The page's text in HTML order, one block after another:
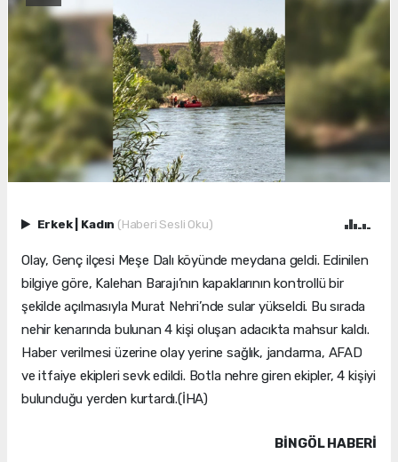
Erkek Kadın (Haberi Sesli Oku)
Olay, Genç ilçesi Meşe Dalı köyünde meydana geldi. Edinilen
bilgiye göre, Kalehan Barajı’nın kapaklarının kontrollü bir
şekilde açılmasıyla Murat Nehri’nde sular yükseldi. Bu sırada
nehir kenarında bulunan 4 kişi oluşan adacıkta mahsur kaldı.
Haber verilmesi üzerine olay yerine sağlık, jandarma, AFAD
ve itfaiye ekipleri sevk edildi. Botla nehre giren ekipler, 4 kişiyi
bulunduğu yerden kurtardı.(İHA)
BINGÖL HABERİ